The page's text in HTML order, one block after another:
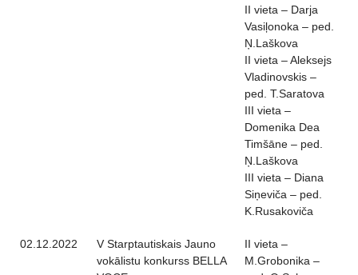
II vieta – Darja
Vasiļonoka – ped.
Ņ.Laškova
II vieta – Aleksejs
Vladinovskis –
ped. T.Saratova
III vieta –
Domenika Dea
Timšāne – ped.
Ņ.Laškova
III vieta – Diana
Siņeviča – ped.
K.Rusakoviča
02.12.2022
V Starptautiskais Jauno
vokālistu konkurss BELLA
II vieta –
M.Grobonika –